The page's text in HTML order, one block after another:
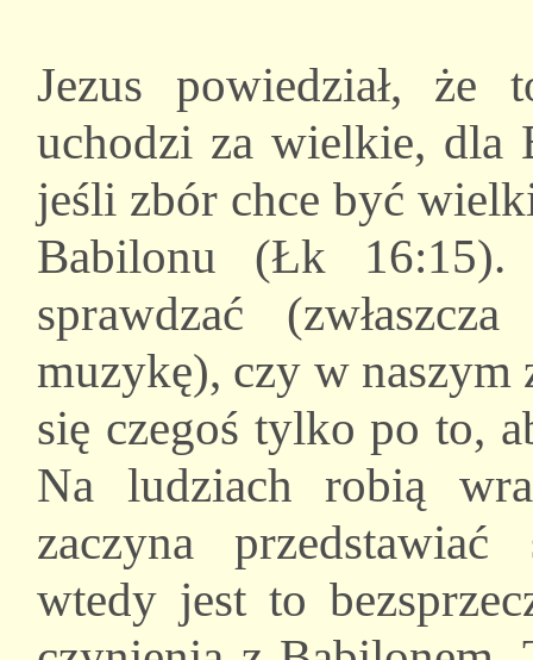
Jezus powiedział,
uchodzi za wielkie, dla
jeśli zbór chce być
Babilonu (Łk 16:15).
sprawdzać
muzykę), czy w
się czegoś tylko po to,
Na ludziach robią
zaczyna
wtedy jest to